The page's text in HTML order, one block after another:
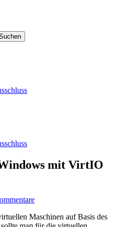
mit VirtIO
Maschinen auf Basis des